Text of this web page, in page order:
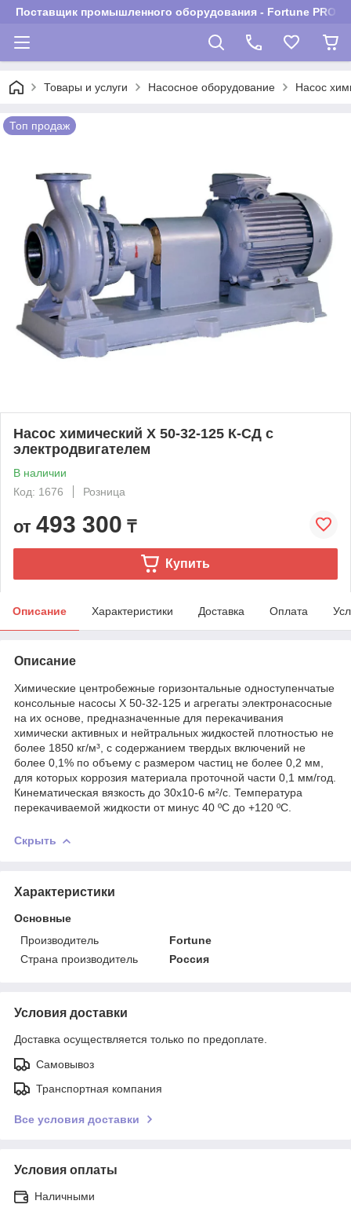
Поставщик промышленного оборудования - Fortune PROM
Товары и услуги Насосное оборудование Насос
Топ продаж
Насос химический Х 50-32-125 К-СД с
электродвигателем
В наличии
Код: 1676
Розница
от 493 300 ₸
Купить
Описание Характеристики Доставка Оплата
Описание
Химические центробежные горизонтальные одноступенчатые
консольные насосы Х 50-32-125 и агрегаты электронасосные
на их основе, предназначенные для перекачивания
химически активных и нейтральных жидкостей плотностью не
более 1850 кг/м³, с содержанием твердых включений не
более 0,1% по объему с размером частиц не более 0,2 мм,
для которых коррозия материала проточной части 0,1 мм/год.
Кинематическая вязкость до 30х10-6 м²/с. Температура
перекачиваемой жидкости от минус 40 ºС до +120 ºС.
Скрыть
Характеристики
Основные
Производитель
Fortune
Страна производитель
Россия
Условия доставки
Доставка осуществляется только по предоплате.
Самовывоз
Транспортная компания
Все условия доставки
Условия оплаты
Наличными